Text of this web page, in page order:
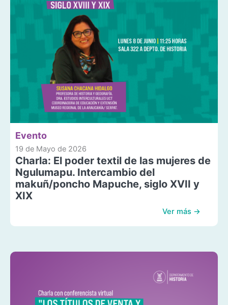
Evento
19 de Mayo de 2026
Charla: El poder textil de las mujeres de
Ngulumapu. Intercambio del
makuñ/poncho Mapuche, siglo XVII y
XIX
Ver más →